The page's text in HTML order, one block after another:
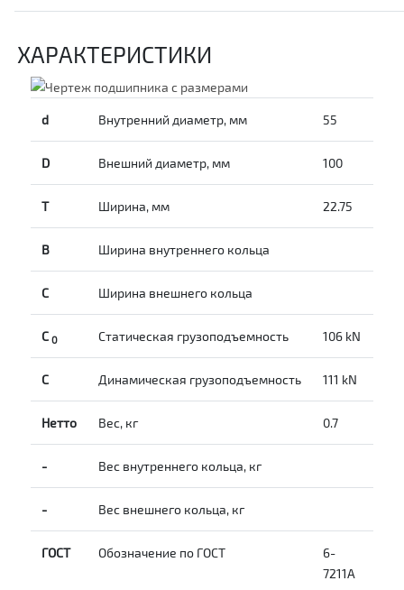
ХАРАКТЕРИСТИКИ
d Внутренний диаметр, мм 55
D Внешний диаметр, мм 100
T Ширина, мм 22.75
B Ширина внутреннего кольца
С Ширина внешнего кольца
С 0 Статическая грузоподъемность 106 kN
C Динамическая грузоподъемность 111 kN
Нетто Вес, кг 0.7
- Вес внутреннего кольца, кг
- Вес внешнего кольца, кг
ГОСТ Обозначение по ГОСТ
6-
7211A